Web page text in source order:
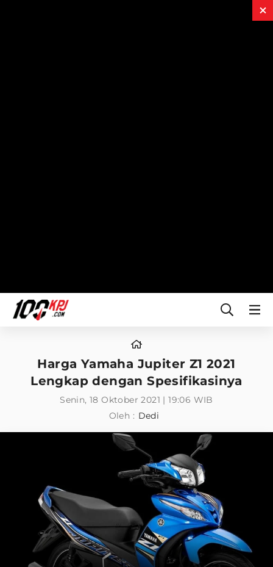
Harga Yamaha Jupiter Z1 2021
Lengkap dengan Spesifikasinya
Senin, 18 Oktober 2021 | 19:06 WIB
Oleh : Dedi